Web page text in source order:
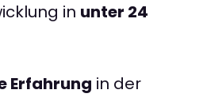
in unter 24
Erfahrung in der